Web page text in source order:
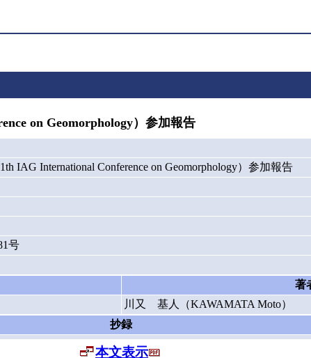
on Geomorphology）参加報告
IAG International Conference on Geomorphology）参加報告
号
著
川又 基人（KAWAMATA Moto）
抄録
本文表示